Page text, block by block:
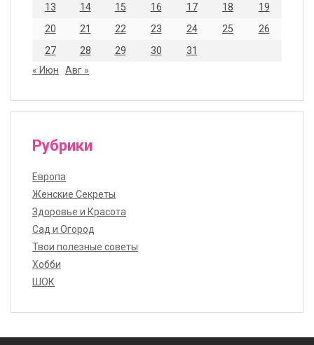
13
14 15 16 17 18
19
20
21 22 23 24 25
26
27
28 29 30
31
« Июн
Авг »
Рубрики
Европа
Женские Секреты
Здоровье и Красота
Сад и Огород
Твои полезные советы
Хобби
ШОК